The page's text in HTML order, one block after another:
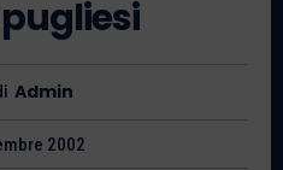
Admin
2002